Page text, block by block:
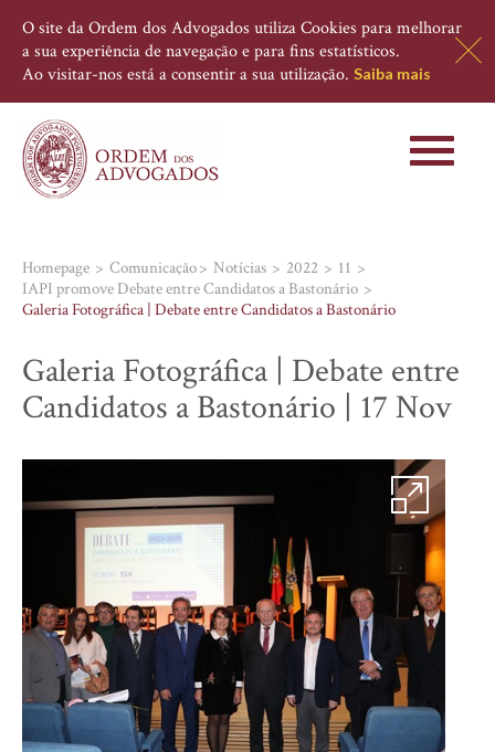
O site da Ordem dos Advogados utiliza Cookies para melhorar
a sua experiência de navegação e para fins estatísticos.
Ao visitar-nos está a consentir a sua utilização. Saiba mais
Toggle
Homepage Comunicação Notícias 2022
11
IAPI promove Debate entre Candidatos a Bastonário
Galeria Fotográfica | Debate entre Candidatos a Bastonário
Galeria Fotográfica | Debate entre
Candidatos a Bastonário | 17 Nov